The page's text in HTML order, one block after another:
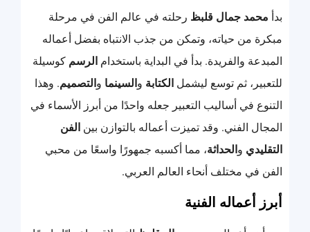
بدأ محمد جمال قلبظ رحلته في عالم الفن في مرحلة
مبكرة من حياته، وتمكن من جذب الانتباه بفضل أعماله
المبدعة والفريدة. بدأ في البداية باستخدام الرسم كوسيلة
للتعبير، ثم توسع ليشمل الكتابة والسينما والتصميم. وهذا
التنوع في أساليب التعبير جعله واحدًا من أبرز الأسماء في
المجال الفني. وقد تميزت أعماله بالتوازن بين الفن
التقليدي والحداثة، مما أكسبه جمهورًا واسعًا من محبي
الفن في مختلف أنحاء العالم العربي.
أبرز أعماله الفنية